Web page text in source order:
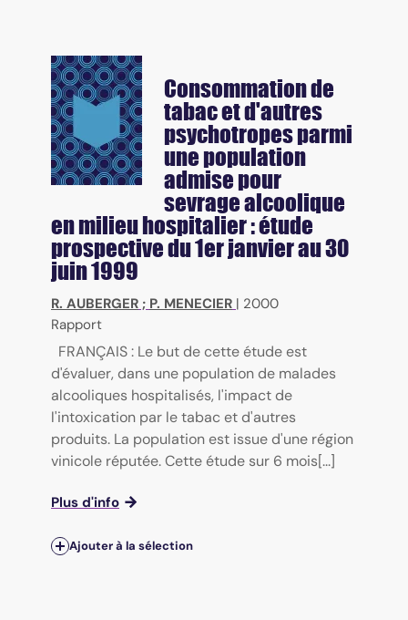
Consommation de
tabac et d'autres
psychotropes parmi
une population
admise pour
sevrage alcoolique
en milieu hospitalier : étude
prospective du 1er janvier au 30
juin 1999
R. AUBERGER ; P. MENECIER | 2000
Rapport
FRANÇAIS : Le but de cette étude est
d'évaluer, dans une population de malades
alcooliques hospitalisés, l'impact de
l'intoxication par le tabac et d'autres
produits. La population est issue d'une région
vinicole réputée. Cette étude sur 6 mois[...]
Plus d'info
Ajouter à la sélection